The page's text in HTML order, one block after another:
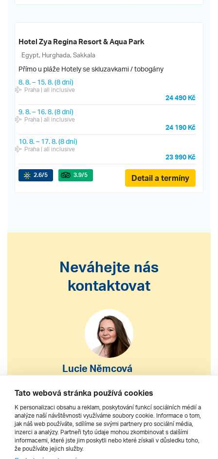
Hotel Zya Regina Resort & Aqua Park
Egypt, Hurghada, Sakkala
Přímo u pláže Hotely se skluzavkami / tobogány
8. 8.– 15. 8.(8 dní)
Praha| all inclusive
24 490 Kč
9. 8.– 16. 8.(8 dní)
Praha| all inclusive
24 190 Kč
10. 8.– 17. 8.(8 dní)
Praha| all inclusive
23 990 Kč
2.6/5 3.9/5 Detail a termíny
Neváhejte nás
kontaktovat
Lucie Němcová
S výběrem nebo nákupem
zájezdu vám pomohu
222 200 610
Tato webová stránka používá cookies
K personalizaci obsahu a reklam, poskytování funkcí sociálních médií a
analýze naší návštěvnosti využíváme soubory cookie. Informace o tom,
jak náš web používáte, sdílíme se svými partnery pro sociální média,
inzerci a analýzy. Partneři tyto údaje mohou zkombinovat s dalšími
informacemi, které jste jim poskytli nebo které získali v důsledku toho,
že používáte jejich služby.